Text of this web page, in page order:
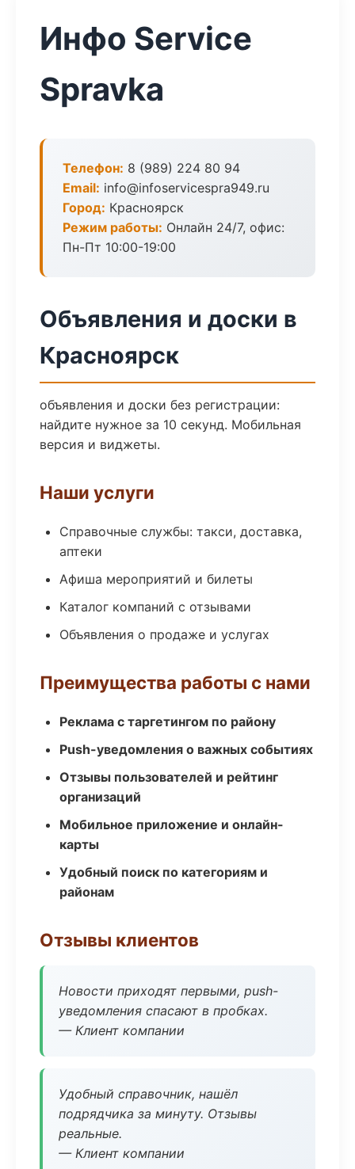
Инфо Service
Spravka
Телефон: 8 (989) 224 80 94
Email: info@infoservicespra949.ru
Город: Красноярск
Режим работы: Онлайн 24/7, офис:
Пн-Пт 10:00-19:00
Объявления и доски в
Красноярск
объявления и доски без регистрации:
найдите нужное за 10 секунд. Мобильная
версия и виджеты.
Наши услуги
Справочные службы: такси, доставка,
аптеки
Афиша мероприятий и билеты
Каталог компаний с отзывами
Объявления о продаже и услугах
Преимущества работы с нами
Реклама с таргетингом по району
Push-уведомления о важных событиях
Отзывы пользователей и рейтинг
организаций
Мобильное приложение и онлайн-
карты
Удобный поиск по категориям и
районам
Отзывы клиентов
Новости приходят первыми, push-
уведомления спасают в пробках.
— Клиент компании
Удобный справочник, нашёл
подрядчика за минуту. Отзывы
реальные.
— Клиент компании